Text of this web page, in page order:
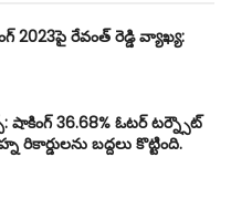
2023పై రేవంత్ రెడ్డి వ్యాఖ్య:
36.68% ఓటర్ టర్న్సౌట్
బద్దలు కొట్టింది.